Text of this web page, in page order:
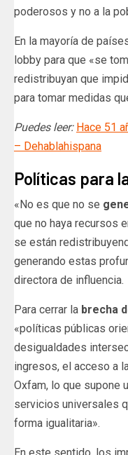
poderosos y no a la
En la mayoría de
lobby para que «se
redistribuyan que
para tomar medidas
Puedes leer: Hace 51
– Dehablahispana
Políticas para
«No es que no se
que no haya recursos
se están
generando estas
directora de influencia.
Para cerrar la brecha
«políticas públicas
desigualdades
ingresos, el acceso a
Oxfam, lo que supone
servicios universales
forma igualitaria».